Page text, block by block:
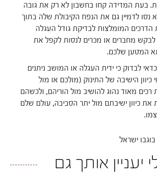
בעת המדידה קחו בחשבון לא רק את גובה
נסו לדמיין גם את הנפח הקיבולת שלה בתוך
המומלצות לבדיקת גודל העגלה
לבקש מחברים או מכרים לנסות לקפל את
המטען שלכם.
כדאי לבדוק כי ידית העגלה או המושב ניתנים
כיוון הישיבה של התינוק (מולכם או מול
רכים מאוד נהוג להושיב מול הוריהם, ולכשהם
את כיוון ישיבתם מול יתר הסביבה, עולם שלם
ישראל
יעניין אותך גם